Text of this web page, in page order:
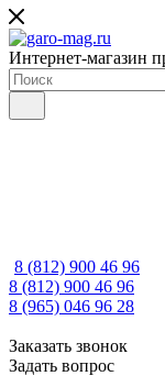
Интернет-магазин
8 (812) 900 46 96
8 (812) 900 46 96
8 (965) 046 96 28
Заказать звонок
Задать вопрос